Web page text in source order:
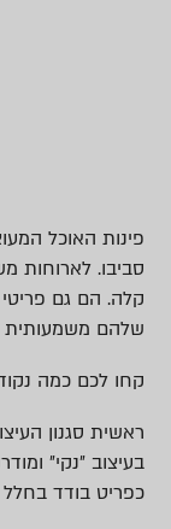
פינות האוכל
סביבו. לארוחות
קלה. הם גם
שלהם משמעותית
קחו לכם כמה
ראשית סגנון
בעיצוב ״נקי״
כפריט בודד בחלל